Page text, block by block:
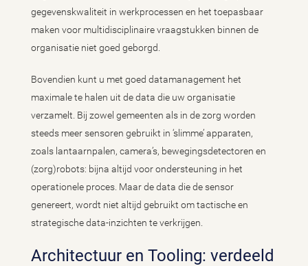
gegevenskwaliteit in werkprocessen en het toepasbaar
maken voor multidisciplinaire vraagstukken binnen de
organisatie niet goed geborgd.
Bovendien kunt u met goed datamanagement het
maximale te halen uit de data die uw organisatie
verzamelt. Bij zowel gemeenten als in de zorg worden
steeds meer sensoren gebruikt in ‘slimme’ apparaten,
zoals lantaarnpalen, camera’s, bewegingsdetectoren en
(zorg)robots: bijna altijd voor ondersteuning in het
operationele proces. Maar de data die de sensor
genereert, wordt niet altijd gebruikt om tactische en
strategische data-inzichten te verkrijgen.
Architectuur en Tooling: verdeeld